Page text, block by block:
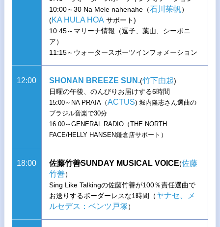
10:00～30 Na Mele nahenahe（石川茱帆）
(KA HULA HOA サポート)
10:45～マリーナ情報（逗子、葉山、シーボニ
ア）
11:15～ウォータースポーツインフォメーション
12:00 SHONAN BREEZE SUN.(竹下由起)
日曜の午後、のんびりお届けする6時間
15:00～NA PRAIA（ACTUS) 堀内隆志さん選曲の
ブラジル音楽で30分
16:00～GENERAL RADIO（THE NORTH
FACE/HELLY HANSEN鎌倉店サポート）
18:00 佐藤竹善SUNDAY MUSICAL VOICE(佐藤
竹善）
Sing Like Talkingの佐藤竹善が100％責任選曲で
お送りするボーダーレスな1時間（ヤナセ、メ
ルセデス：ベンツ戸塚）